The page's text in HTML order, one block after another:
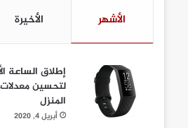
الأشهر الأخيرة
إطلاق الساعة
لتحسين
المنزل
أبريل 4, 2020